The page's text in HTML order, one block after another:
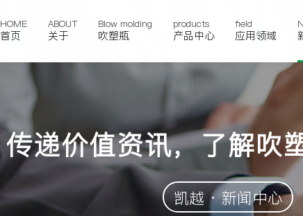
HOME
首页
ABOUT
关于
Blow molding
吹塑瓶
products
产品中心
field
应用领域
传递价值资讯，了解吹
凯越 · 新闻中心